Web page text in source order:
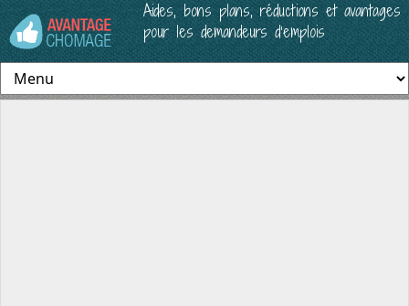
Aides, bons plans, réductions et avantages
pour les demandeurs d’emplois